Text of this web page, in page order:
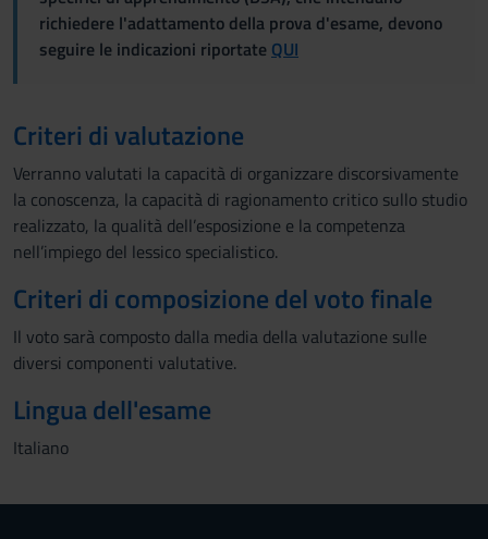
richiedere l'adattamento della prova d'esame, devono
seguire le indicazioni riportate QUI
Criteri di valutazione
Verranno valutati la capacità di organizzare discorsivamente
la conoscenza, la capacità di ragionamento critico sullo studio
realizzato, la qualità dell’esposizione e la competenza
nell’impiego del lessico specialistico.
Criteri di composizione del voto finale
Il voto sarà composto dalla media della valutazione sulle
diversi componenti valutative.
Lingua dell'esame
Italiano